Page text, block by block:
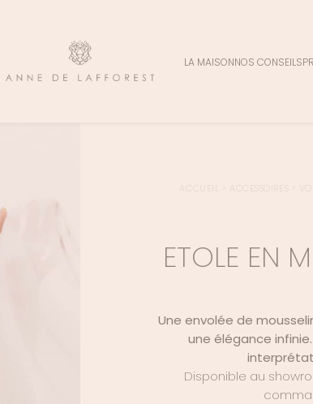
LA MAISONNOS CONSEILS
ACCUEIL ACCESSOIRES
ETOLE EN
Une envolée de
une élégance
Disponible au